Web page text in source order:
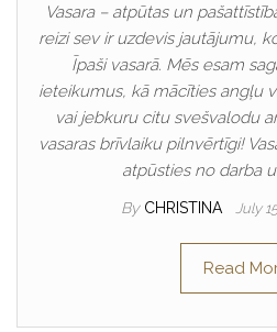
Vasara – atpūtas un
reizi sev ir uzdevis jautājumu,
Īpaši vasarā. Mēs esam
ieteikumus, kā mācīties angļu
vai jebkuru citu svešvalodu
vasaras brīvlaiku pilnvērtīgi!
atpūsties no darba
By CHRISTINA July
Read